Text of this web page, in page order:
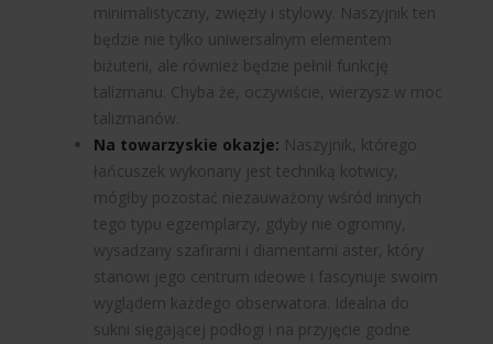
minimalistyczny, zwięzły i stylowy. Naszyjnik ten
będzie nie tylko uniwersalnym elementem
biżuterii, ale również będzie pełnił funkcję
talizmanu. Chyba że, oczywiście, wierzysz w moc
talizmanów.
Na towarzyskie okazje: Naszyjnik, którego
łańcuszek wykonany jest techniką kotwicy,
mógłby pozostać niezauważony wśród innych
tego typu egzemplarzy, gdyby nie ogromny,
wysadzany szafirami i diamentami aster, który
stanowi jego centrum ideowe i fascynuje swoim
wyglądem każdego obserwatora. Idealna do
sukni sięgającej podłogi i na przyjęcie godne